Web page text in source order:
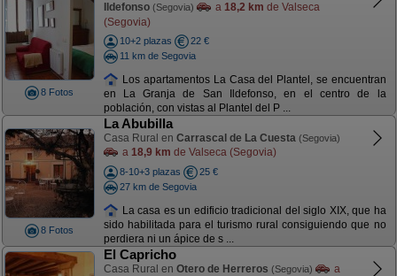
8 Fotos
Ildefonso (Segovia) a 18,2 km de Valseca
(Segovia)
10+2 plazas
22 €
11 km de Segovia
Los apartamentos La Casa del Plantel, se encuentran
en La Granja de San Ildefonso, en el centro de la
población, con vistas al Plantel del P ...
8 Fotos
La Abubilla
Casa Rural en Carrascal de La Cuesta (Segovia)
a 18,9 km de Valseca (Segovia)
8-10+3 plazas
25 €
27 km de Segovia
La casa es un edificio tradicional del siglo XIX, que ha
sido habilitada para el turismo rural consiguiendo que no
perdiera ni un ápice de s ...
El Capricho
Casa Rural en Otero de Herreros (Segovia)
a